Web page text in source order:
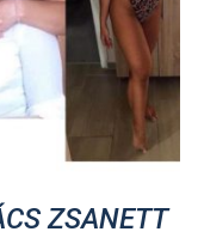
ZSANETT